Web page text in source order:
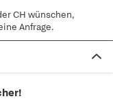
CH wünschen,
Anfrage.